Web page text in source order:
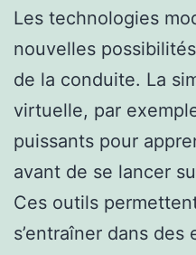
Les technologies
nouvelles
de la conduite. La
virtuelle, par
puissants pour
avant de se lancer
Ces outils
s’entraîner dans